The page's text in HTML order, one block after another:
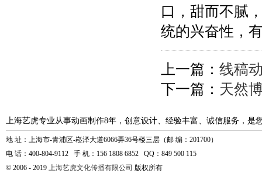
口，甜而不腻
统的兴奋性，
上一篇： 线稿
下一篇： 天然
上海艺虎专业从事动画制作8年，创意设计、经验丰富、诚信服务，是
地 址：上海市-青浦区-崧泽大道6066弄36号楼三层（邮 编：201700）
电 话：400-804-9112 手 机：156 1808 6852 QQ：849 500 115
© 2006 - 2019 上海艺虎文化传播有限公司 版权所有